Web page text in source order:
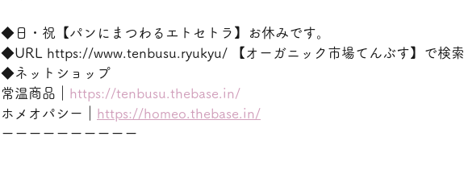
◆日・祝【パンにまつわるエトセトラ】お休みです。
◆URL https://www.tenbusu.ryukyu/ 【オーガニック市場てんぶす】で検索
◆ネットショップ
常温商品｜ https://tenbusu.thebase.in/
ホメオパシー｜ https://homeo.thebase.in/
ーーーーーーーーーー